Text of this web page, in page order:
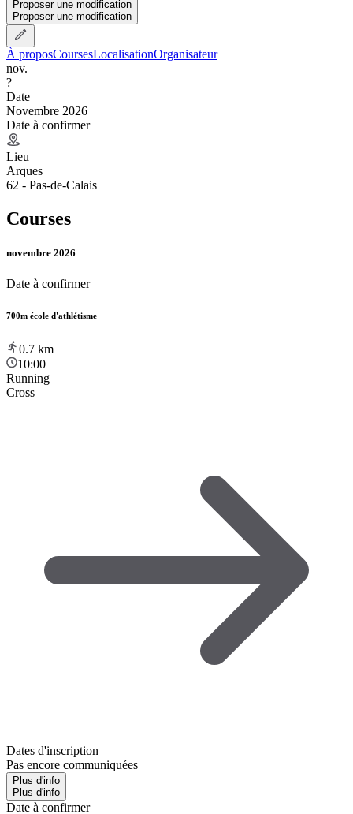
Proposer une modification
Proposer une modification
À proposCoursesLocalisationOrganisateur
nov.
?
Date
Novembre 2026
Date à confirmer
Lieu
Arques
62 - Pas-de-Calais
Courses
novembre 2026
Date à confirmer
700m école d'athlétisme
0.7 km
10:00
Running
Cross
Dates d'inscription
Pas encore communiquées
Plus d'info
Plus d'info
Date à confirmer